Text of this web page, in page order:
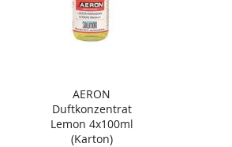
AERON
Duftkonzentrat
Lemon 4x100ml
(Karton)